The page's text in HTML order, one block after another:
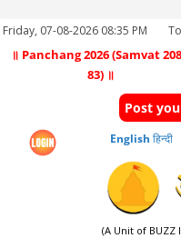
Friday, 07-08-2026 08:35 PM
॥ Panchang 2026 (Samvat
83) ॥
Post
English हिन्दी
(A Unit of BUZZ